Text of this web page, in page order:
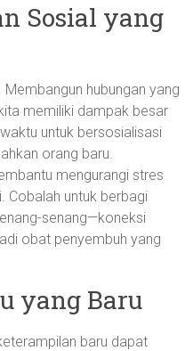
Sosial yang
hubungan yang
memiliki dampak besar
untuk bersosialisasi
orang baru.
mengurangi stres
Cobalah untuk berbagi
senang—koneksi
obat penyembuh yang
yang Baru
baru dapat